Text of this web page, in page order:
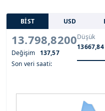
BİST USD
13.798,8200
Değişim 137,57
Son veri saati:
Düşük
13667,84